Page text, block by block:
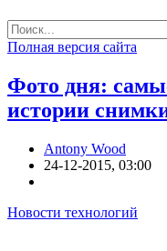
Полная версия сайта
Фото дня:
истории
Antony Wood
24-12-2015, 03:00
Новости технологий